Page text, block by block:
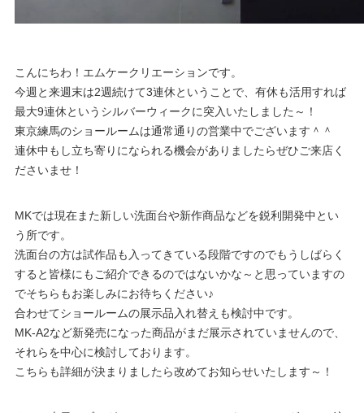
こんにちわ！エムケークリエーションです。
今週と来週末は2週続けて3連休ということで、有休も活用すれば
最大9連休というシルバーウィークに突入いたしました～！
東京練馬のショールームは通常通りの営業中でございます＾＾
連休中もし立ち寄りになられる機会がありましたらぜひご来店く
ださいませ！
MKでは現在また新しい洗面台や新作商品などを鋭利開発中とい
う所です。
洗面台の方は試作品も入ってきている段階ですのでもうしばらく
すると皆様にもご紹介できるのではないかな～と思っていますの
でそちらもお楽しみにお待ちください♪
合わせてショールームの展示品入れ替えも検討中です。
MK-A2など新発売になった商品がまだ展示されていませんので、
それらを中心に検討しております。
こちらも詳細が決まりましたら改めてお知らせいたします～！